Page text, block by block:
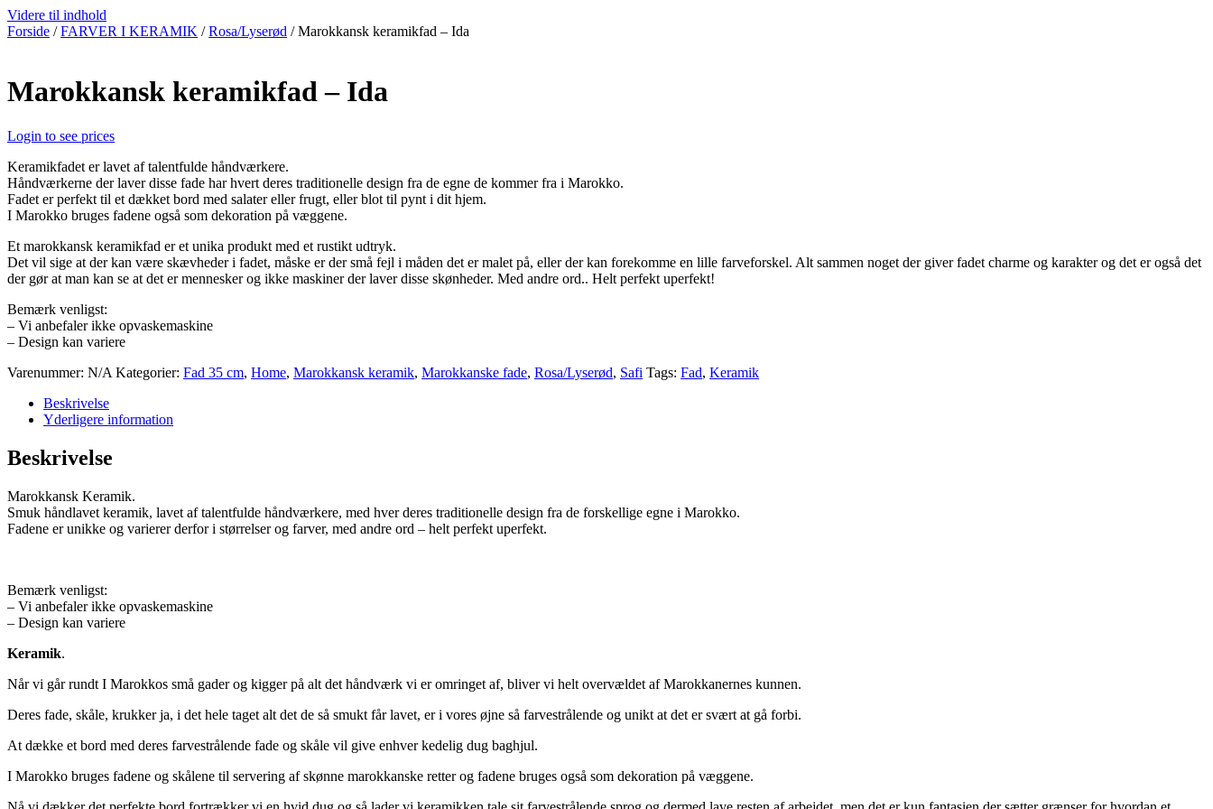
Videre til indhold
Forside /FARVER I KERAMIK /Rosa/Lyserød / Marokkansk keramikfad – Ida
Marokkansk keramikfad – Ida
Login to see prices
Keramikfadet er lavet af talentfulde håndværkere.
Håndværkerne der laver disse fade har hvert deres traditionelle design fra de egne de kommer fra i Marokko.
Fadet er perfekt til et dækket bord med salater eller frugt, eller blot til pynt i dit hjem.
I Marokko bruges fadene også som dekoration på væggene.
Et marokkansk keramikfad er et unika produkt med et rustikt udtryk.
Det vil sige at der kan være skævheder i fadet, måske er der små fejl i måden det er malet på, eller der kan forekomme en lille farveforskel. Alt sammen noget der giver fadet charme og karakter og det er også det
der gør at man kan se at det er mennesker og ikke maskiner der laver disse skønheder. Med andre ord.. Helt perfekt uperfekt!
Bemærk venligst:
– Vi anbefaler ikke opvaskemaskine
– Design kan variere
Varenummer: N/A Kategorier: Fad 35 cm, Home, Marokkansk keramik, Marokkanske fade, Rosa/Lyserød, Safi Tags: Fad, Keramik
Beskrivelse
Yderligere information
Beskrivelse
Marokkansk Keramik.
Smuk håndlavet keramik, lavet af talentfulde håndværkere, med hver deres traditionelle design fra de forskellige egne i Marokko.
Fadene er unikke og varierer derfor i størrelser og farver, med andre ord – helt perfekt uperfekt.
Bemærk venligst:
– Vi anbefaler ikke opvaskemaskine
– Design kan variere
Keramik.
Når vi går rundt I Marokkos små gader og kigger på alt det håndværk vi er omringet af, bliver vi helt overvældet af Marokkanernes kunnen.
Deres fade, skåle, krukker ja, i det hele taget alt det de så smukt får lavet, er i vores øjne så farvestrålende og unikt at det er svært at gå forbi.
At dække et bord med deres farvestrålende fade og skåle vil give enhver kedelig dug baghjul.
I Marokko bruges fadene og skålene til servering af skønne marokkanske retter og fadene bruges også som dekoration på væggene.